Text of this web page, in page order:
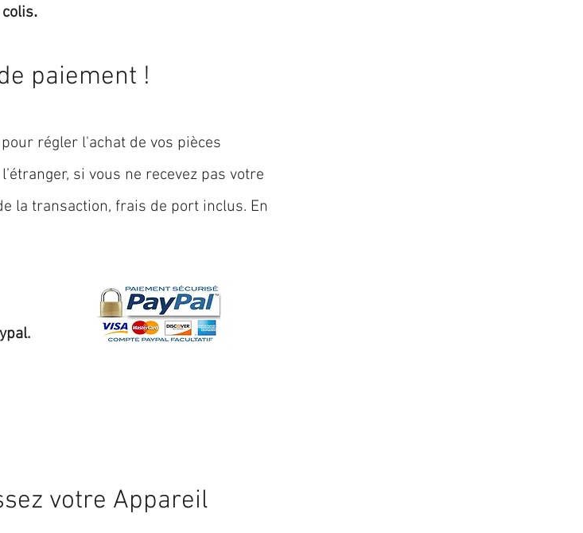
.
paiement !
régler l'achat de vos pièces
si vous ne recevez pas votre
la transaction, frais de port inclus. En
votre Appareil